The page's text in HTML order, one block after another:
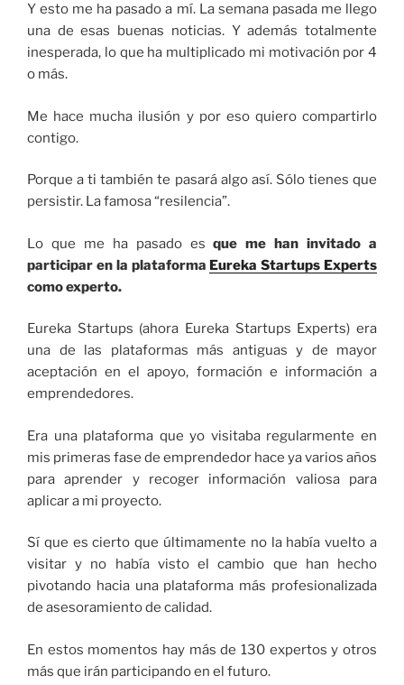
Y esto me ha pasado a mí. La semana pasada me llego
una de esas buenas noticias. Y además totalmente
inesperada, lo que ha multiplicado mi motivación por 4
o más.
Me hace mucha ilusión y por eso quiero compartirlo
contigo.
Porque a ti también te pasará algo así. Sólo tienes que
persistir. La famosa “resilencia”.
Lo que me ha pasado esque me han invitado a
participar en la plataforma Eureka Startups Experts
como experto.
Eureka Startups (ahora Eureka Startups Experts) era
una de las plataformas más antiguas y de mayor
aceptación en el apoyo, formación e información a
emprendedores.
Era una plataforma que yo visitaba regularmente en
mis primeras fase de emprendedor hace ya varios años
para aprender y recoger información valiosa para
aplicar a mi proyecto.
Sí que es cierto que últimamente no la había vuelto a
visitar y no había visto el cambio que han hecho
pivotando hacia una plataforma más profesionalizada
de asesoramiento de calidad.
En estos momentos hay más de 130 expertos y otros
más que irán participando en el futuro.